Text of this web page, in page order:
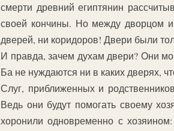
смерти древний египтянин
своей кончины. Но между дворцом
дверей, ни коридоров! Двери были
И правда, зачем духам двери? Они
Ба не нуждаются ни в каких дверях,
Слуг, приближенных и
Ведь они будут помогать своему
хоронили одновременно с